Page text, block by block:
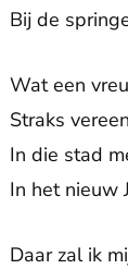
Bij de
Wat een
Straks
In die stad
In het nieuw
Daar zal ik